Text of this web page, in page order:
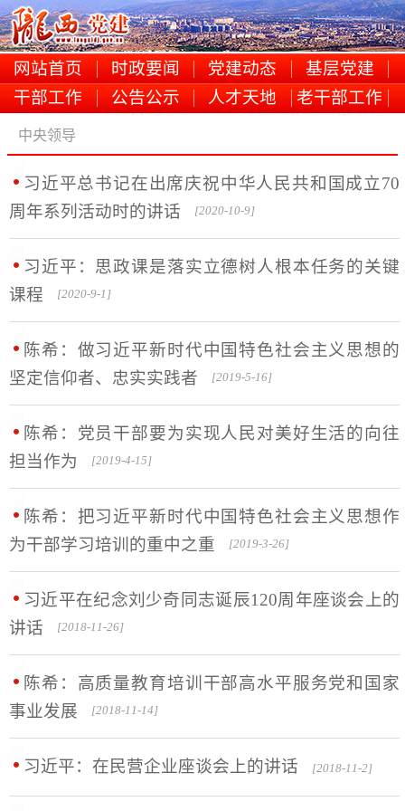
网站首页 时政要闻 党建动态
基层党建
干部工作
公告公示 人才天地 老干部工作
中央领导
习近平总书记在出席庆祝中华人民共和国成立70
周年系列活动时的讲话 [2020-10-9]
习近平：思政课是落实立德树人根本任务的关键
课程 [2020-9-1]
陈希：做习近平新时代中国特色社会主义思想的
坚定信仰者、忠实实践者 [2019-5-16]
陈希：党员干部要为实现人民对美好生活的向往
担当作为 [2019-4-15]
陈希：把习近平新时代中国特色社会主义思想作
为干部学习培训的重中之重 [2019-3-26]
习近平在纪念刘少奇同志诞辰120周年座谈会上的
讲话 [2018-11-26]
陈希：高质量教育培训干部高水平服务党和国家
事业发展 [2018-11-14]
习近平：在民营企业座谈会上的讲话 [2018-11-2]